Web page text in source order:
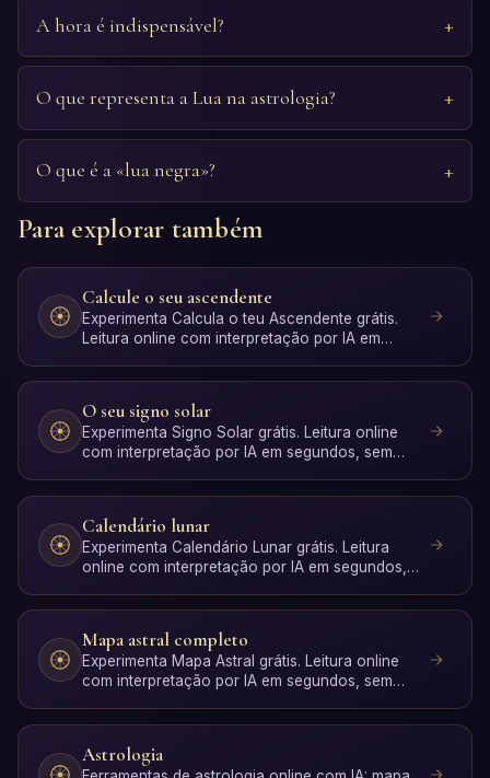
A hora é indispensável?
O que representa a Lua na astrologia?
O que é a «lua negra»?
Para explorar também
Calcule o seu ascendente
Experimenta Calcula o teu Ascendente grátis.
Leitura online com interpretação por IA em
O seu signo solar
Experimenta Signo Solar grátis. Leitura online
com interpretação por IA em segundos, sem
Calendário lunar
Experimenta Calendário Lunar grátis. Leitura
online com interpretação por IA em segundos,
Mapa astral completo
Experimenta Mapa Astral grátis. Leitura online
com interpretação por IA em segundos, sem
Astrologia